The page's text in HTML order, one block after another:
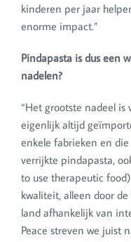
kinderen per jaar
enorme impact.”
Pindapasta is dus een
nadelen?
“Het grootste nadeel is
eigenlijk altijd
enkele fabrieken en
verrijkte pindapasta,
to use therapeutic
kwaliteit, alleen door
land afhankelijk van
Peace streven we juist